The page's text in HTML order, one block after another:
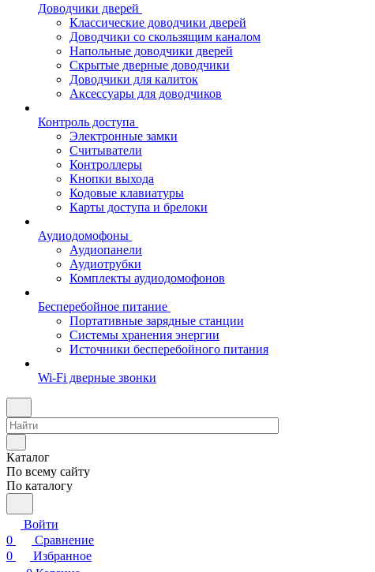
Доводчики дверей
Классические доводчики дверей
Доводчики со скользящим каналом
Напольные доводчики дверей
Скрытые дверные доводчики
Доводчики для калиток
Аксессуары для доводчиков
Контроль доступа
Электронные замки
Считыватели
Контроллеры
Кнопки выхода
Кодовые клавиатуры
Карты доступа и брелоки
Аудиодомофоны
Аудиопанели
Аудиотрубки
Комплекты аудиодомофонов
Бесперебойное питание
Портативные зарядные станции
Системы хранения энергии
Источники бесперебойного питания
Wi-Fi дверные звонки
Каталог
По всему сайту
По каталогу
Войти
0
Сравнение
0
Избранное